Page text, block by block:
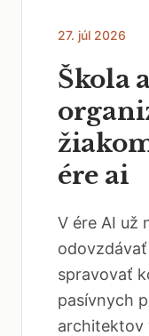
27. júl 2026
Škola
ére ai
V ére AI už
spravovať
pasívnych
architektov